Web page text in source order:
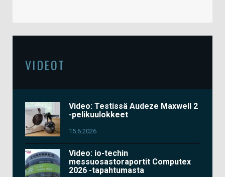
VIDEOT
Video: Testissä Audeze Maxwell 2
-pelikuulokkeet
15.6.2026
Video: io-techin
messuosastoraportit Computex
2026 -tapahtumasta